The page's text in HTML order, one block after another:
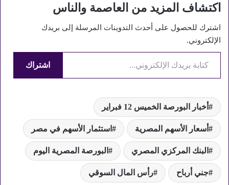
اكتشاف المزيد من العاصمة والناس
اشترك للحصول على أحدث التدوينات المرسلة إلى بريدك
الإلكتروني.
كتابة بريدك الإلكتروني...
اشتراك
أخبار البورصة الخميس 12 فبراير
أسعار الأسهم المصرية استثمار الأسهم في مصر
البنك المركزي المصري البورصة المصرية اليوم
جني أرباح رأس المال السوقي